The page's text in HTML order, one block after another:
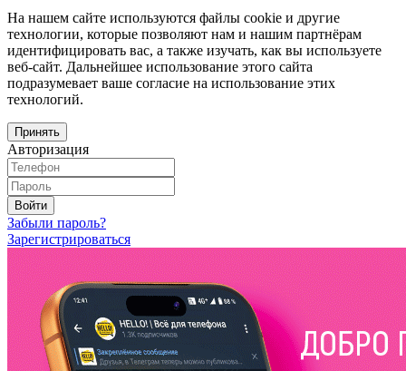
На нашем сайте используются файлы cookie и другие
технологии, которые позволяют нам и нашим партнёрам
идентифицировать вас, а также изучать, как вы используете
веб-сайт. Дальнейшее использование этого сайта
подразумевает ваше согласие на использование этих
технологий.
Принять
Авторизация
Войти
Забыли пароль?
Зарегистрироваться